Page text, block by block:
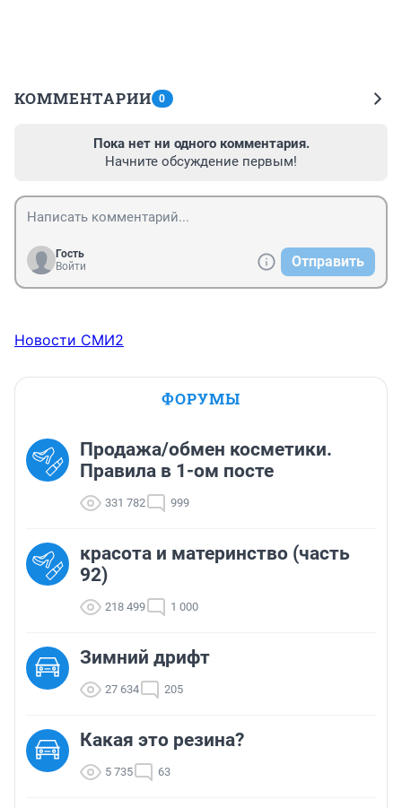
КОММЕНТАРИИ 0
Пока нет ни одного комментария.
Начните обсуждение первым!
Гость
Войти
Отправить
Новости СМИ2
ФОРУМЫ
Продажа/обмен косметики.
Правила в 1-ом посте
331 782 999
красота и материнство (часть
92)
218 499 1 000
Зимний дрифт
27 634 205
Какая это резина?
5 735 63